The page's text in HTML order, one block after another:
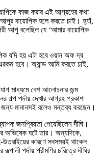
কাজ করার এই আগ্রহের কথা
আপুর বায়োপিক হলে করতে চাই। হ্যাঁ,
আপু বলেছিল যে ‘আমার বায়োপিক
যদি হয় এটা হবে ওয়ান অফ দ্য
এরকম হবে। অ্যান্ড আমি করতে চাই,
মাধ্যমে বেশ আলোচনার জন্ম
গল্প পর্দায় দেখার আগ্রহ প্রকাশ
মানানসই বলেও মন্তব্য করছেন।
জনপ্রিয়তা পেয়েছিলেন দীঘি।
অভিষেক ঘটে তার। অন্যদিকে,
কারণে সবসময়ই থাকেন
পর্দায় পরীমণির চরিত্রে দীঘির